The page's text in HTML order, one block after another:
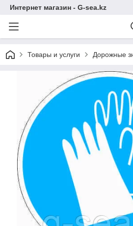
Интернет магазин - G-sea.kz
Товары и услуги Дорожные